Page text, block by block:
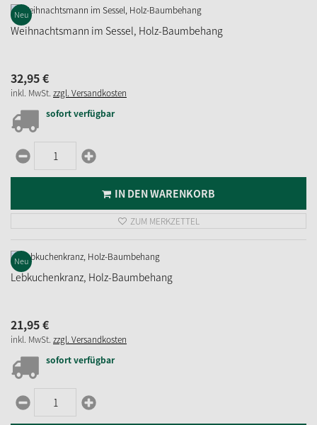
Neu
Weihnachtsmann im Sessel, Holz-Baumbehang
32,95€
inkl. MwSt. zzgl. Versandkosten
sofort verfügbar
IN DEN WARENKORB
ZUM MERKZETTEL
Neu
Lebkuchenkranz, Holz-Baumbehang
21,95€
inkl. MwSt. zzgl. Versandkosten
sofort verfügbar